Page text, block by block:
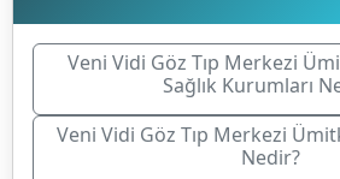
Veni Vidi Göz Tıp Merkezi
Sağlık Kurumları
Veni Vidi Göz Tıp Merkezi
Nedir?